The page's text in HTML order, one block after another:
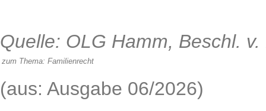
Quelle: OLG Hamm, Beschl.
zum Thema: Familienrecht
(aus: Ausgabe 06/2026)